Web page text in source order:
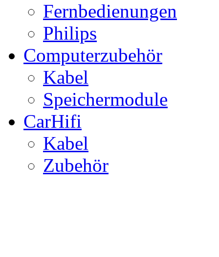
Fernbedienungen
Philips
Computerzubehör
Kabel
Speichermodule
CarHifi
Kabel
Zubehör